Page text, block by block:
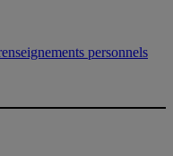
personnels